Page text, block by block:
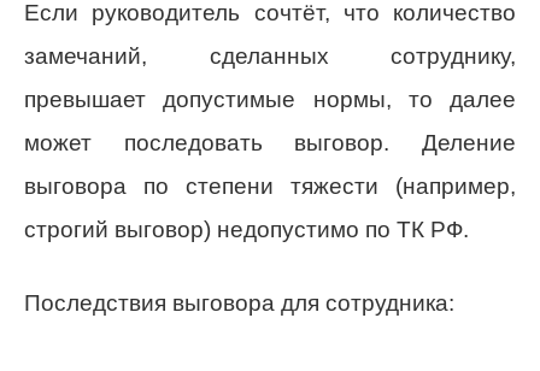
Если руководитель сочтёт, что количество
замечаний, сделанных сотруднику,
превышает допустимые нормы, то далее
может последовать выговор. Деление
выговора по степени тяжести (например,
строгий выговор) недопустимо по ТК РФ.
Последствия выговора для сотрудника: